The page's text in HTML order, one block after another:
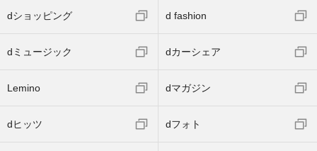
dショッピング d fashion
dミュージック dカーシェア
Lemino dマガジン
dヒッツ dフォト